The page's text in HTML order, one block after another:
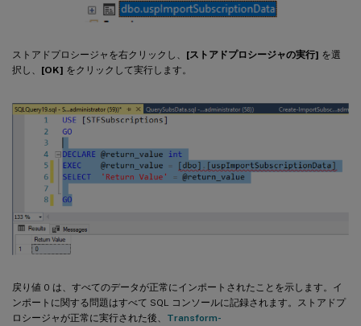
ストアドプロシージャを右クリックし、 [ストアドプロシージャの実行] を選
択し、 [OK] をクリックして実行します。
戻り値 0 は、すべてのデータが正常にインポートされたことを示します。イ
ンポートに関する問題はすべて SQL コンソールに記録されます。ストアドプ
ロシージャが正常に実行された後、 Transform-